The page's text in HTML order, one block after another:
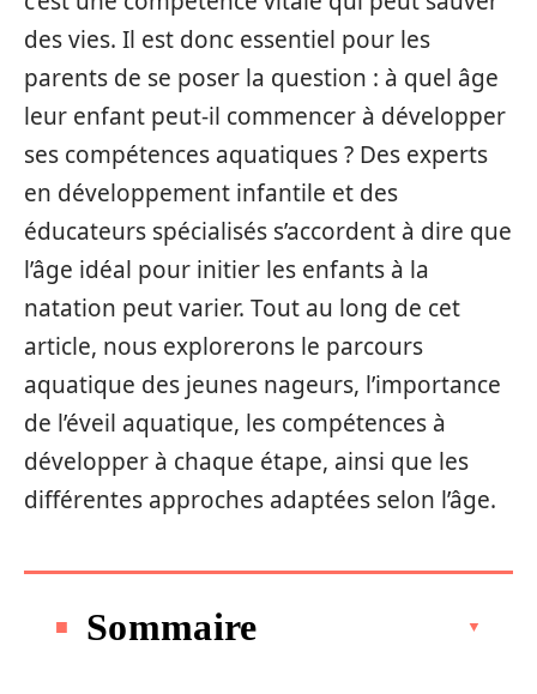
des vies. Il est donc essentiel pour les
parents de se poser la question : à quel âge
leur enfant peut-il commencer à développer
ses compétences aquatiques ? Des experts
en développement infantile et des
éducateurs spécialisés s’accordent à dire que
l’âge idéal pour initier les enfants à la
natation peut varier. Tout au long de cet
article, nous explorerons le parcours
aquatique des jeunes nageurs, l’importance
de l’éveil aquatique, les compétences à
développer à chaque étape, ainsi que les
différentes approches adaptées selon l’âge.
Sommaire